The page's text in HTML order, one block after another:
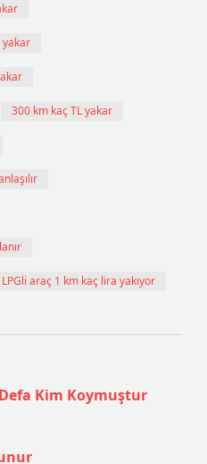
yakar
300 km kaç TL yakar
LPGli araç 1 km kaç lira yakıyor
Kim Koymuştur